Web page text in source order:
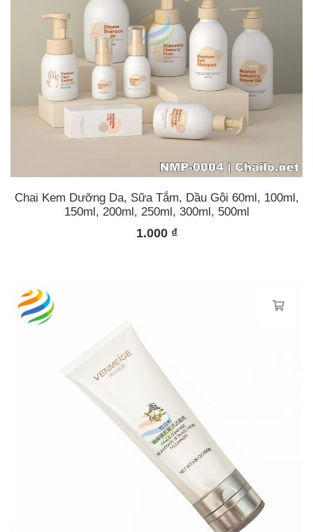
Chai Kem Dưỡng Da, Sữa Tắm, Dầu Gội 60ml, 100ml,
150ml, 200ml, 250ml, 300ml, 500ml
1.000 ₫